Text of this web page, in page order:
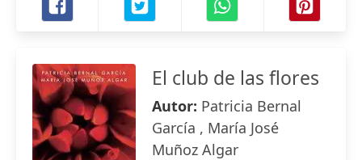
El club de las flores
Autor: Patricia Bernal
García , María José
Muñoz Algar